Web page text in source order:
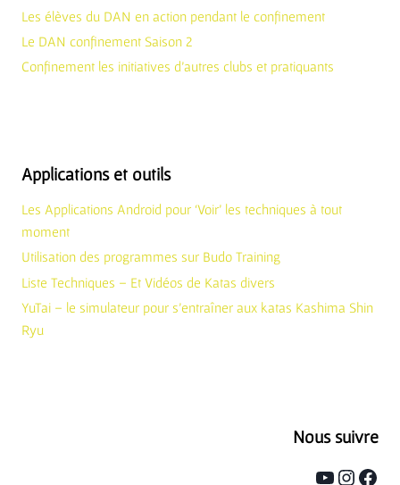
Les élèves du DAN en action pendant le confinement
Le DAN confinement Saison 2
Confinement les initiatives d’autres clubs et pratiquants
Applications et outils
Les Applications Android pour ‘Voir’ les techniques à tout
moment
Utilisation des programmes sur Budo Training
Liste Techniques – Et Vidéos de Katas divers
YuTai – le simulateur pour s’entraîner aux katas Kashima Shin
Ryu
Nous suivre
YouTube